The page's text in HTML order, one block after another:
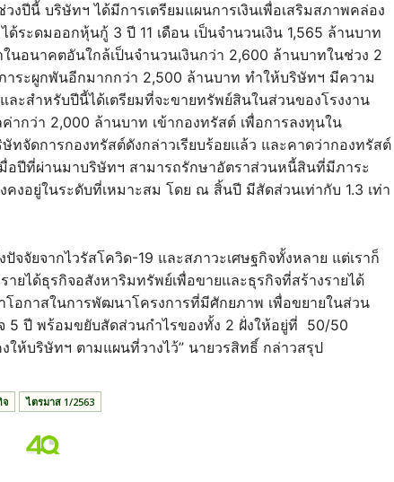
ปีนี้ บริษัทฯ ได้มีการเตรียมแผนการเงินเพื่อเสริมสภาพคล่อง
ระดมออกหุ้นกู้ 3 ปี 11 เดือน เป็นจำนวนเงิน 1,565 ล้านบาท
นาคตอันใกล้เป็นจำนวนเงินกว่า 2,600 ล้านบาทในช่วง 2
ะผูกพันอีกมากกว่า 2,500 ล้านบาท ทำให้บริษัทฯ มีความ
ละสำหรับปีนี้ได้เตรียมที่จะขายทรัพย์สินในส่วนของโรงงาน
ากว่า 2,000 ล้านบาท เข้ากองทรัสต์ เพื่อการลงทุนใน
จัดการกองทรัสต์ดังกล่าวเรียบร้อยแล้ว และคาดว่ากองทรัสต์
อปีที่ผ่านมาบริษัทฯ สามารถรักษาอัตราส่วนหนี้สินที่มีภาระ
งอยู่ในระดับที่เหมาะสม โดย ณ สิ้นปี มีสัดส่วนเท่ากับ 1.3 เท่า
จจัยจากไวรัสโควิด-19 และสภาวะเศษฐกิจทั้งหลาย แต่เราก็
ายได้ธุรกิจอสังหาริมทรัพย์เพื่อขายและธุรกิจที่สร้างรายได้
โอกาสในการพัฒนาโครงการที่มีศักยภาพ เพื่อขยายในส่วน
5 ปี พร้อมขยับสัดส่วนกำไรของทั้ง 2 ฝั่งให้อยู่ที่ 50/50
ริษัทฯ ตามแผนที่วางไว้” นายวรสิทธิ์ กล่าวสรุป
จ ไตรมาส 1/2563